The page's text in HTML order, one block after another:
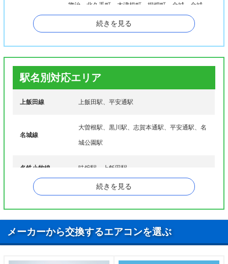
惣治、北久手町、木津根町、桐畑町、金城、金城
町、楠、楠味鋺、楠町喜惣治新田、黒川本通、玄馬
町、紅雲町、光音寺町、五反田町、駒止町、米が瀬
町
町、城見通、新沼町、新堀町、神明町、杉栄町、杉
村
龍ノ口町、田幡、稚児宮通、中丸町、長田町、辻
ナ行
苗田町、中味鋺、長喜町、中切町、中杉町、浪打
町、西味鋺、西志賀町、如意、如来町、野方通
元志賀町
ヤ行
八代町、安井、矢田町、柳原、山田、山田北町、山
田町、山田西町、芳野
ラ行 瑠璃光町、六が池町
続きを見る
駅名別対応エリア
上飯田線 上飯田駅、平安通駅
名城線
大曽根駅、黒川駅、志賀本通駅、平安通駅、名
城公園駅
名鉄小牧線 味鋺駅、上飯田駅
名鉄瀬戸線 尼ヶ坂駅、清水駅
続きを見る
メーカーから交換するエアコンを選ぶ